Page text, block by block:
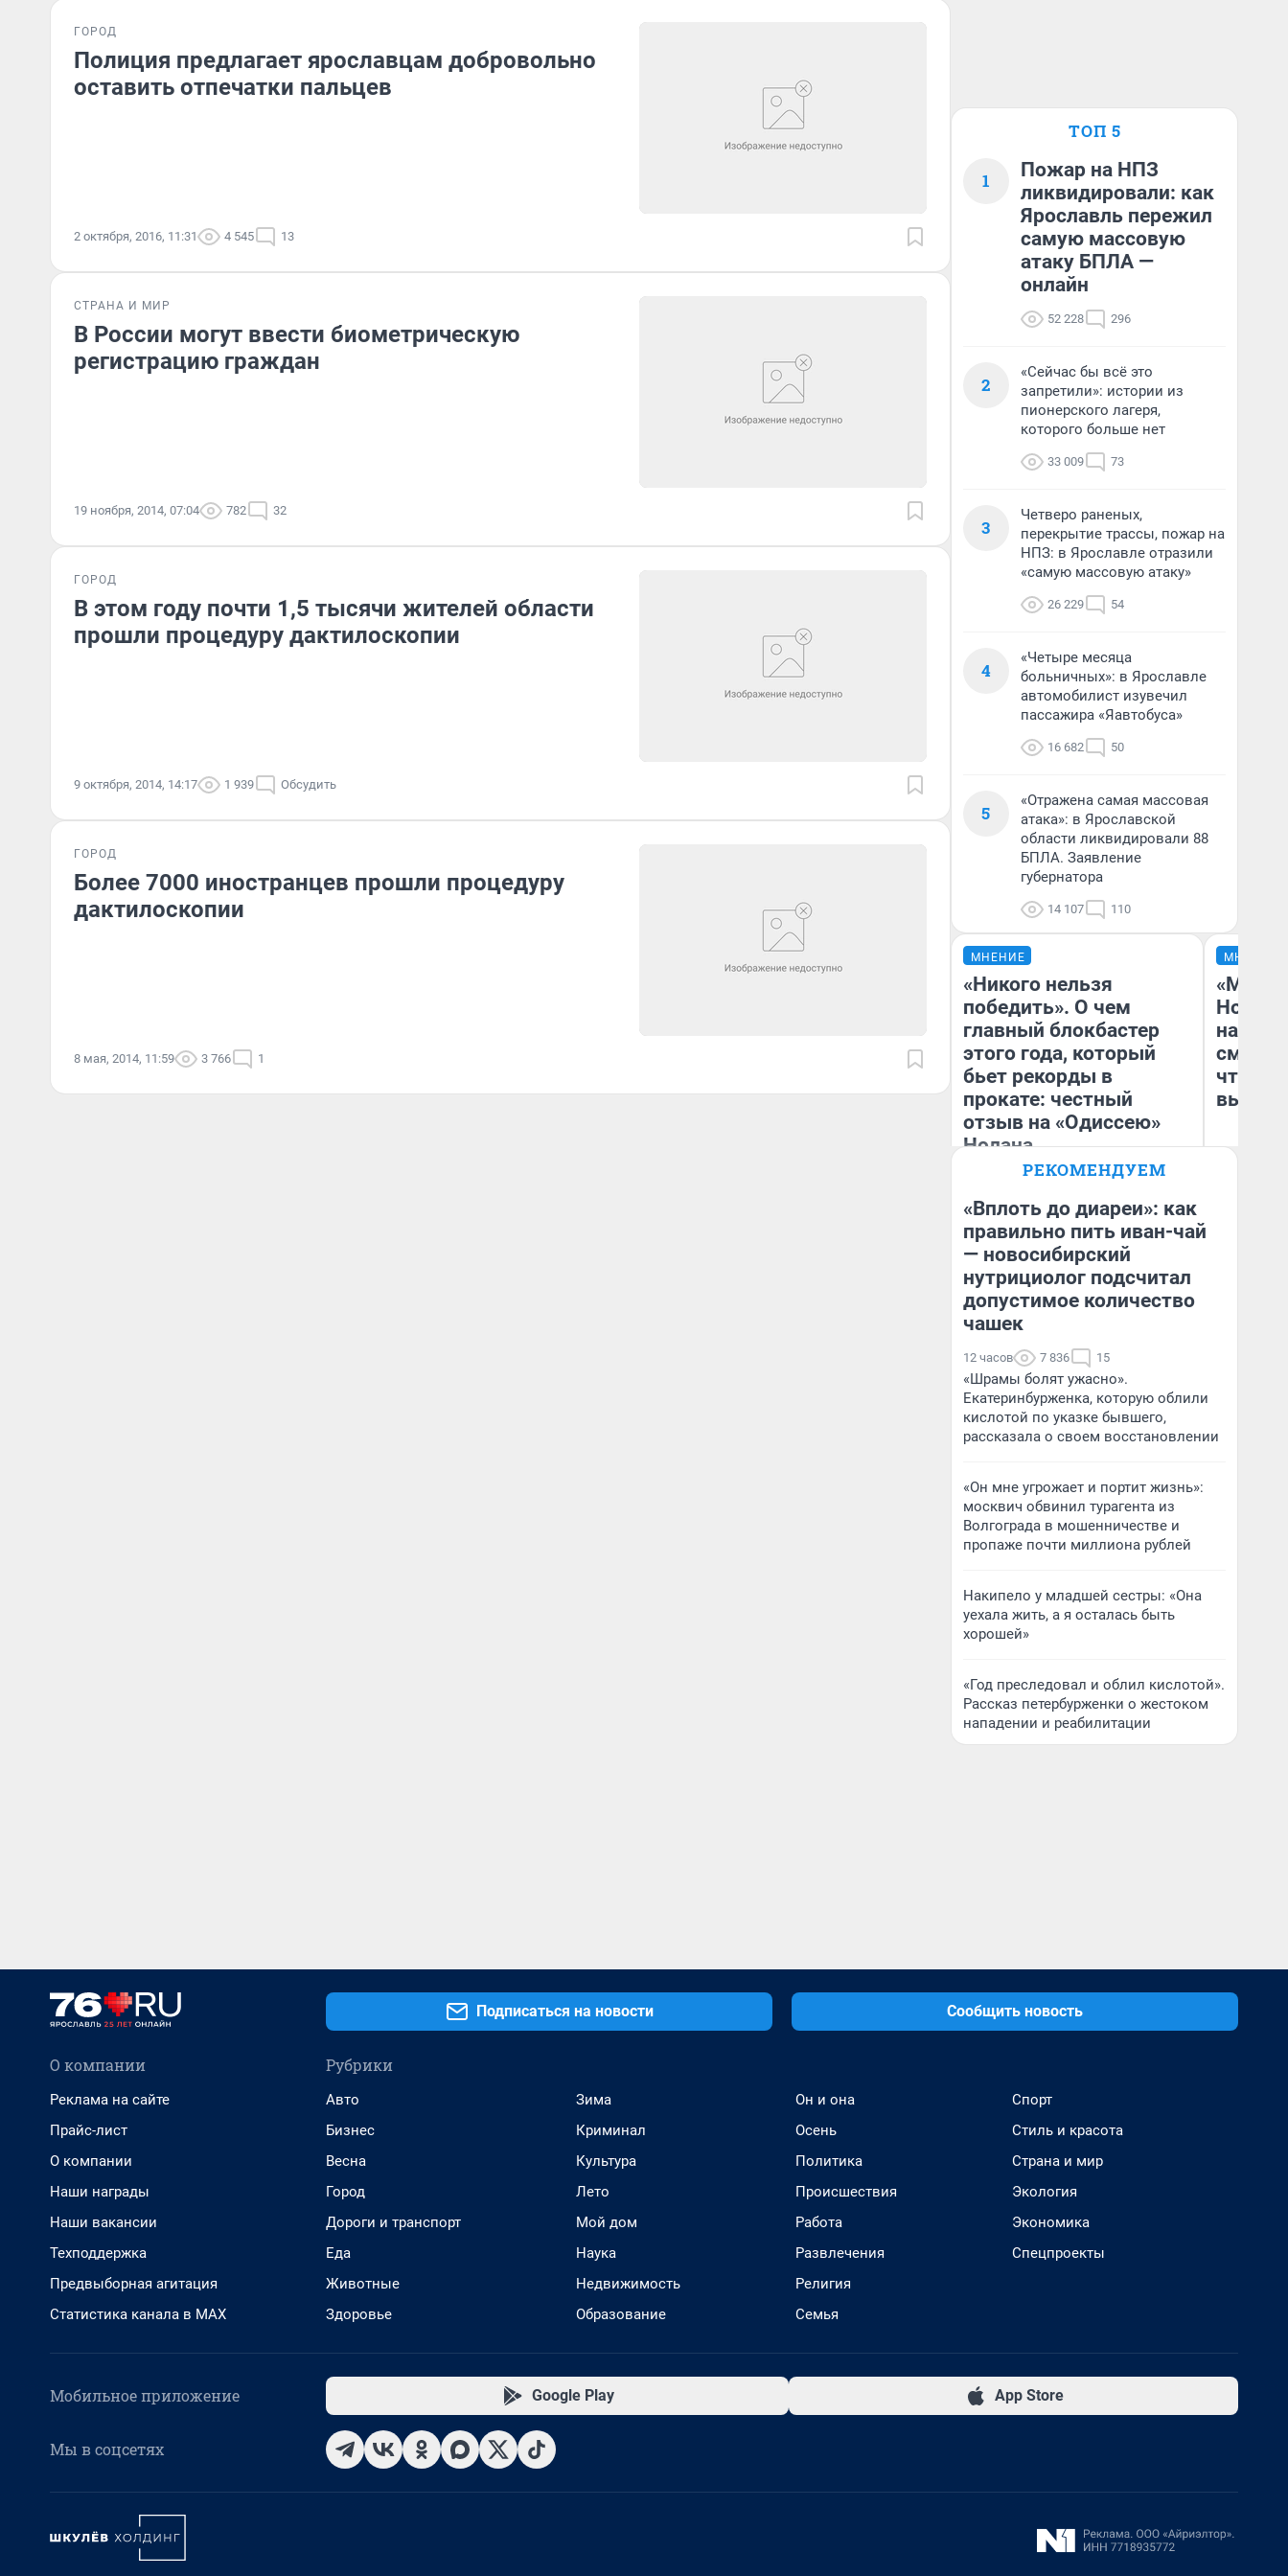
ГОРОД
Полиция предлагает ярославцам добровольно
оставить отпечатки пальцев
2 октября, 2016, 11:31 4 545 13
СТРАНА И МИР
В России могут ввести биометрическую
регистрацию граждан
19 ноября, 2014, 07:04 782 32
ГОРОД
В этом году почти 1,5 тысячи жителей области
прошли процедуру дактилоскопии
9 октября, 2014, 14:17 1 939 Обсудить
ГОРОД
Более 7000 иностранцев прошли процедуру
дактилоскопии
8 мая, 2014, 11:59 3 766 1
ТОП 5
1
Пожар на НПЗ
ликвидировали: как
Ярославль пережил
самую массовую
атаку БПЛА —
онлайн
52 228 296
2
«Сейчас бы всё это
запретили»: истории из
пионерского лагеря,
которого больше нет
33 009 73
3
Четверо раненых,
перекрытие трассы, пожар на
НПЗ: в Ярославле отразили
«самую массовую атаку»
26 229 54
4
«Четыре месяца
больничных»: в Ярославле
автомобилист изувечил
пассажира «Яавтобуса»
16 682 50
5
«Отражена самая массовая
атака»: в Ярославской
области ликвидировали 88
БПЛА. Заявление
губернатора
14 107 110
МНЕНИЕ
«Никого нельзя
победить». О чем
главный блокбастер
этого года, который
бьет рекорды в
прокате: честный
отзыв на «Одиссею»
Нолана
Стас Соколов
МНЕНИЕ
«Мы
чтобы
РЕКОМЕНДУЕМ
«Вплоть до диареи»: как
правильно пить иван-чай
— новосибирский
нутрициолог подсчитал
допустимое количество
чашек
12 часов 7 836 15
«Шрамы болят ужасно».
Екатеринбурженка, которую облили
кислотой по указке бывшего,
рассказала о своем восстановлении
«Он мне угрожает и портит жизнь»:
москвич обвинил турагента из
Волгограда в мошенничестве и
пропаже почти миллиона рублей
Накипело у младшей сестры: «Она
уехала жить, а я осталась быть
хорошей»
«Год преследовал и облил кислотой».
Рассказ петербурженки о жестоком
нападении и реабилитации
Подписаться на новости Сообщить новость
О компании
Реклама на сайте
Прайс-лист
О компании
Наши награды
Наши вакансии
Техподдержка
Предвыборная агитация
Статистика канала в MAX
Рубрики
Авто
Бизнес
Весна
Город
Дороги и транспорт
Еда
Животные
Здоровье
Зима
Криминал
Культура
Лето
Мой дом
Наука
Недвижимость
Образование
Он и она
Осень
Политика
Происшествия
Работа
Развлечения
Религия
Семья
Спорт
Стиль и красота
Страна и мир
Экология
Экономика
Спецпроекты
Мобильное приложение Google Play App Store
Мы в соцсетях